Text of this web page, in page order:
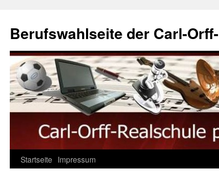
Berufswahlseite der Carl-
Startseite Impressum